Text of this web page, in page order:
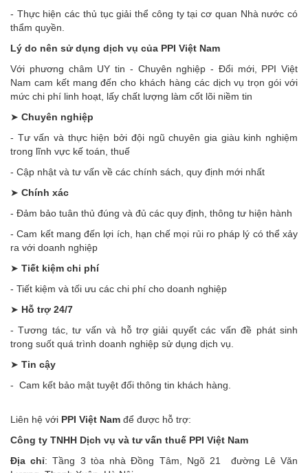
- Thực hiện các thủ tục giải thể công ty tại cơ quan Nhà nước có
thẩm quyền.
Lý do nên sử dụng dịch vụ của PPI Việt Nam
Với phương châm UY tin - Chuyên nghiệp - Đổi mới, PPI Việt
Nam cam kết mang đến cho khách hàng các dịch vụ trọn gói với
mức chi phí linh hoạt, lấy chất lượng làm cốt lõi niềm tin
➤ Chuyên nghiệp
- Tư vấn và thực hiện bởi đội ngũ chuyên gia giàu kinh nghiệm
trong lĩnh vực kế toán, thuế
- Cập nhật và tư vấn về các chính sách, quy định mới nhất
➤ Chính xác
- Đảm bảo tuân thủ đúng và đủ các quy định, thông tư hiện hành
- Cam kết mang đến lợi ích, hạn chế mọi rủi ro pháp lý có thể xảy
ra với doanh nghiệp
➤ Tiết kiệm chi phí
- Tiết kiệm và tối ưu các chi phí cho doanh nghiệp
➤ Hỗ trợ 24/7
- Tương tác, tư vấn và hỗ trợ giải quyết các vấn đề phát sinh
trong suốt quá trình doanh nghiệp sử dụng dịch vụ.
➤ Tin cậy
- Cam kết bảo mật tuyệt đối thông tin khách hàng.
Liên hệ với PPI Việt Nam để được hỗ trợ:
Công ty TNHH Dịch vụ và tư vấn thuế PPI Việt Nam
Địa chỉ: Tầng 3 tòa nhà Đồng Tâm, Ngõ 21 đường Lê Văn